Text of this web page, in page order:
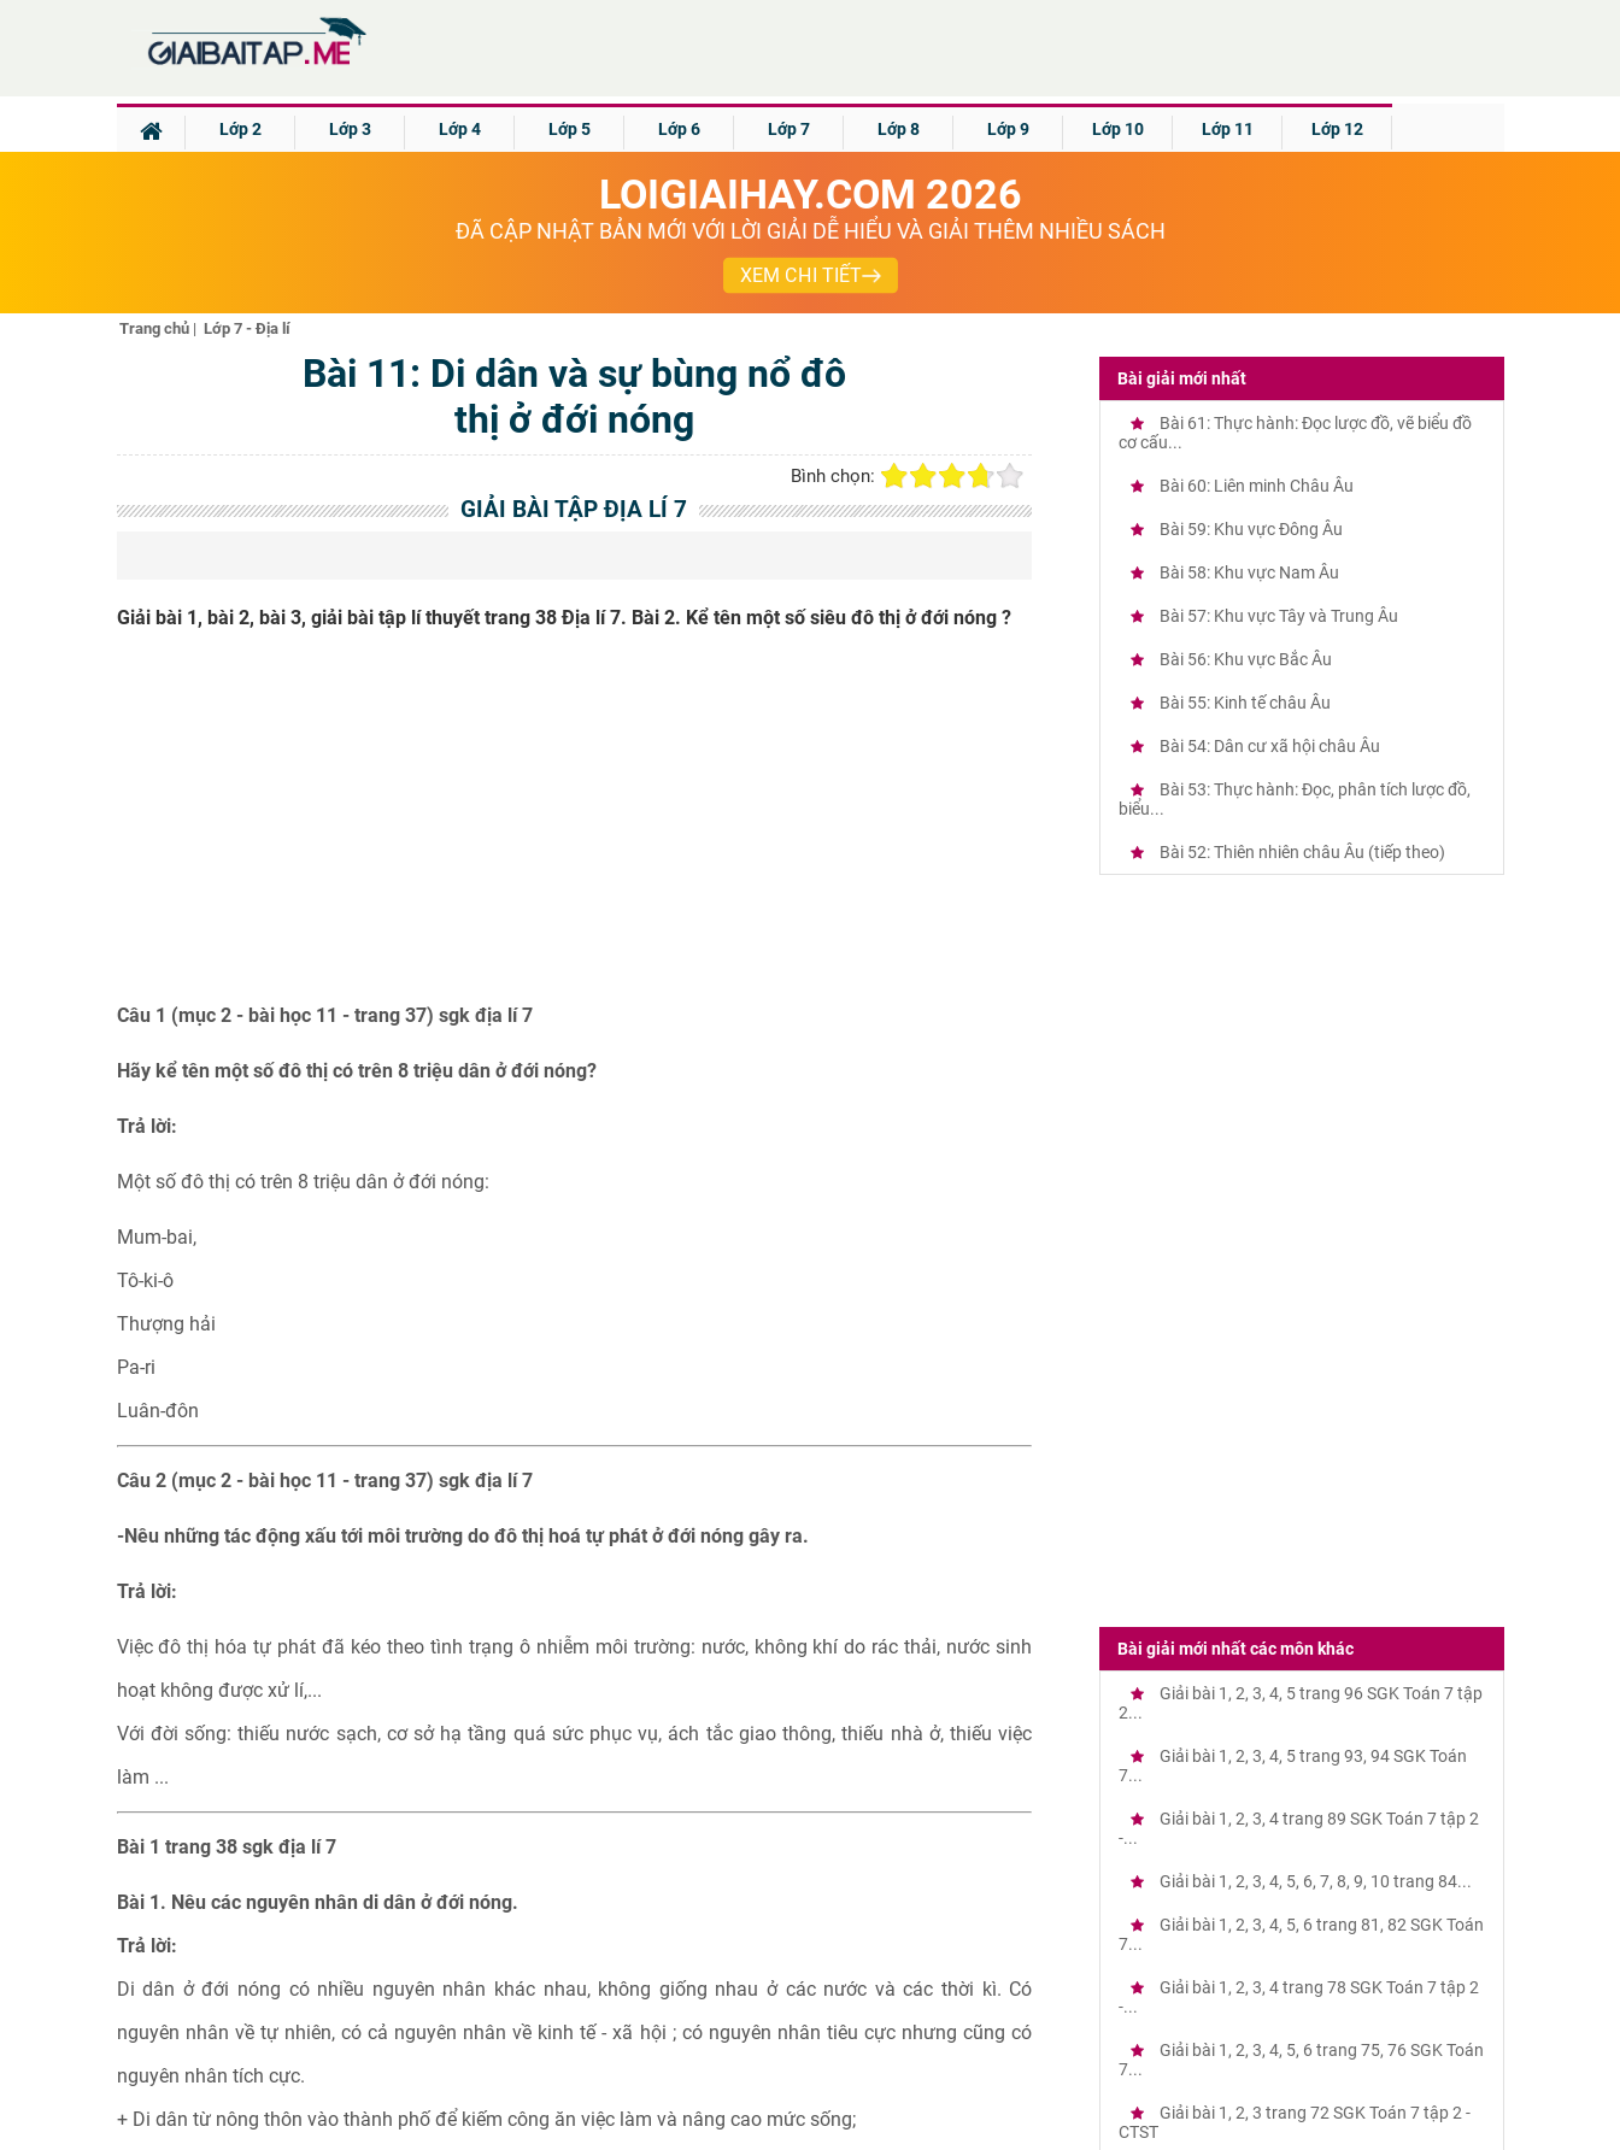
Lớp 2 Lớp 3 Lớp 4 Lớp 5 Lớp 6 Lớp 7 Lớp 8 Lớp 9 Lớp 10 Lớp 11 Lớp 12
LOIGIAIHAY.COM 2026
ĐÃ CẬP NHẬT BẢN MỚI VỚI LỜI GIẢI DỄ HIỂU VÀ GIẢI THÊM NHIỀU SÁCH
XEM CHI TIẾT
Trang chủ| Lớp 7 - Địa lí
Bài 11: Di dân và sự bùng nổ đô
thị ở đới nóng
Bình chọn:
GIẢI BÀI TẬP ĐỊA LÍ 7
Giải bài 1, bài 2, bài 3, giải bài tập lí thuyết trang 38 Địa lí 7. Bài 2. Kể tên một số siêu đô thị ở đới nóng ?
Câu 1 (mục 2 - bài học 11 - trang 37) sgk địa lí 7
Hãy kể tên một số đô thị có trên 8 triệu dân ở đới nóng?
Trả lời:
Một số đô thị có trên 8 triệu dân ở đới nóng:
Mum-bai,
Tô-ki-ô
Thượng hải
Pa-ri
Luân-đôn
Câu 2 (mục 2 - bài học 11 - trang 37) sgk địa lí 7
-Nêu những tác động xấu tới môi trường do đô thị hoá tự phát ở đới nóng gây ra.
Trả lời:
Việc đô thị hóa tự phát đã kéo theo tình trạng ô nhiễm môi trường: nước, không khí do rác thải, nước sinh
hoạt không được xử lí,...
Với đời sống: thiếu nước sạch, cơ sở hạ tầng quá sức phục vụ, ách tắc giao thông, thiếu nhà ở, thiếu việc
làm ...
Bài 1 trang 38 sgk địa lí 7
Bài 1. Nêu các nguyên nhân di dân ở đới nóng.
Trả lời:
Di dân ở đới nóng có nhiều nguyên nhân khác nhau, không giống nhau ở các nước và các thời kì. Có
nguyên nhân về tự nhiên, có cả nguyên nhân về kinh tế - xã hội ; có nguyên nhân tiêu cực nhưng cũng có
nguyên nhân tích cực.
+ Di dân từ nông thôn vào thành phố để kiếm công ăn việc làm và nâng cao mức sống;
Bài giải mới nhất
Bài 61: Thực hành: Đọc lược đồ, vẽ biểu đồ
cơ cấu...
Bài 60: Liên minh Châu Âu
Bài 59: Khu vực Đông Âu
Bài 58: Khu vực Nam Âu
Bài 57: Khu vực Tây và Trung Âu
Bài 56: Khu vực Bắc Âu
Bài 55: Kinh tế châu Âu
Bài 54: Dân cư xã hội châu Âu
Bài 53: Thực hành: Đọc, phân tích lược đồ,
biểu...
Bài 52: Thiên nhiên châu Âu (tiếp theo)
Bài giải mới nhất các môn khác
Giải bài 1, 2, 3, 4, 5 trang 96 SGK Toán 7 tập
2...
Giải bài 1, 2, 3, 4, 5 trang 93, 94 SGK Toán
7...
Giải bài 1, 2, 3, 4 trang 89 SGK Toán 7 tập 2
-...
Giải bài 1, 2, 3, 4, 5, 6, 7, 8, 9, 10 trang 84...
Giải bài 1, 2, 3, 4, 5, 6 trang 81, 82 SGK Toán
7...
Giải bài 1, 2, 3, 4 trang 78 SGK Toán 7 tập 2
-...
Giải bài 1, 2, 3, 4, 5, 6 trang 75, 76 SGK Toán
7...
Giải bài 1, 2, 3 trang 72 SGK Toán 7 tập 2 -
CTST